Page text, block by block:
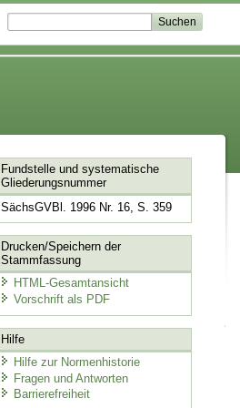
Fundstelle und systematische
Gliederungsnummer
SächsGVBl. 1996 Nr. 16, S. 359
Drucken/Speichern der
Stammfassung
HTML-Gesamtansicht
Vorschrift als PDF
Hilfe
Hilfe zur Normenhistorie
Fragen und Antworten
Barrierefreiheit